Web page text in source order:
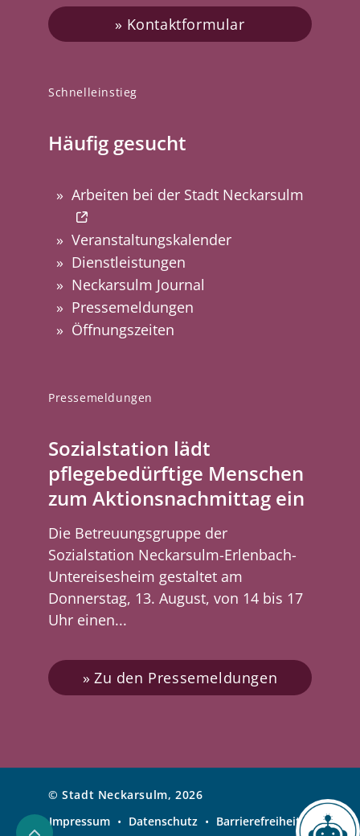
Pressemeldungen
Sozialstation lädt
pflegebedürftige Menschen
zum Aktionsnachmittag ein
Die Betreuungsgruppe der
Sozialstation Neckarsulm-Erlenbach-
Untereisesheim gestaltet am
Donnerstag, 13. August, von 14 bis 17
Uhr einen...
Zu den Pressemeldungen
Schnelleinstieg
Häufig gesucht
Arbeiten bei der Stadt Neckarsulm
Veranstaltungskalender
Dienstleistungen
Neckarsulm Journal
Pressemeldungen
Öffnungszeiten
Kontaktformular
© Stadt Neckarsulm, 2026
Impressum • Datenschutz • Barrierefreiheit